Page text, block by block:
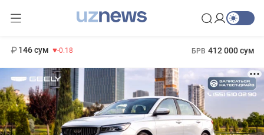
146 сум -0.18 БРВ 412 000 сум